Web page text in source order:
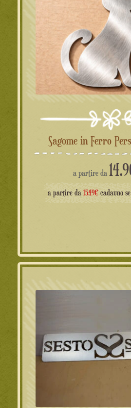
Sagome in Ferro
a partire da
a partire da 15.49€cadauno